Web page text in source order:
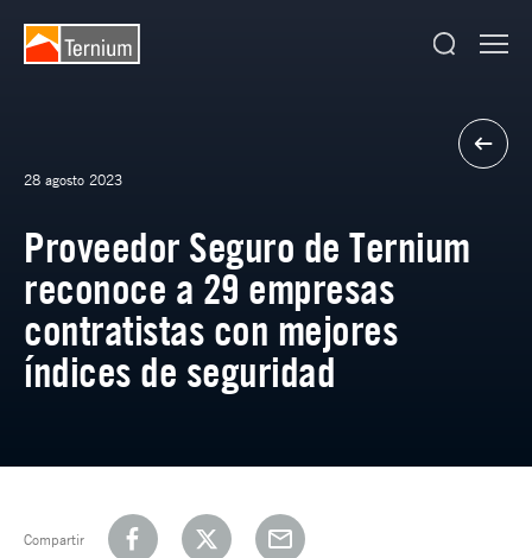
28 agosto 2023
Proveedor Seguro de Ternium
reconoce a 29 empresas
contratistas con mejores
índices de seguridad
Compartir